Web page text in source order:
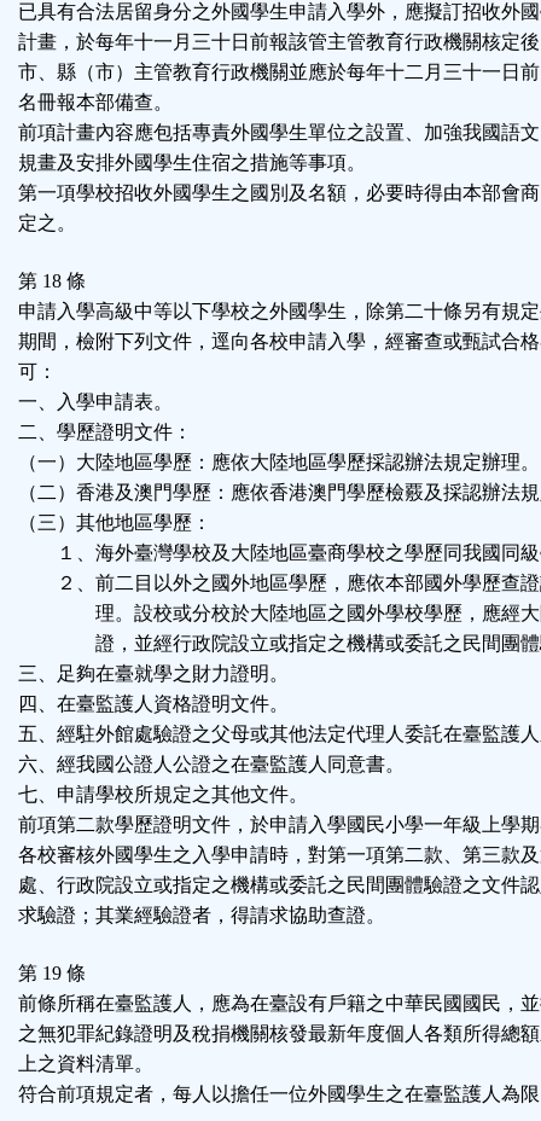
已具有合法居留身分之外國學生申請入學外，應擬訂招收外
計畫，於每年十一月三十日前報該管主管教育行政機關核定
市、縣（市）主管教育行政機關並應於每年十二月三十一日
名冊報本部備查。
前項計畫內容應包括專責外國學生單位之設置、加強我國語
規畫及安排外國學生住宿之措施等事項。
第一項學校招收外國學生之國別及名額，必要時得由本部會
定之。
第 18 條
申請入學高級中等以下學校之外國學生，除第二十條另有規
期間，檢附下列文件，逕向各校申請入學，經審查或甄試合
可：
一、入學申請表。
二、學歷證明文件：
（一）大陸地區學歷：應依大陸地區學歷採認辦法規定辦理。
（二）香港及澳門學歷：應依香港澳門學歷檢覈及採認辦法
（三）其他地區學歷：
１、海外臺灣學校及大陸地區臺商學校之學歷同我國同級
２、前二目以外之國外地區學歷，應依本部國外學歷查證
理。設校或分校於大陸地區之國外學校學歷，應經大
證，並經行政院設立或指定之機構或委託之民間團體
三、足夠在臺就學之財力證明。
四、在臺監護人資格證明文件。
五、經駐外館處驗證之父母或其他法定代理人委託在臺監護
六、經我國公證人公證之在臺監護人同意書。
七、申請學校所規定之其他文件。
前項第二款學歷證明文件，於申請入學國民小學一年級上學
各校審核外國學生之入學申請時，對第一項第二款、第三款
處、行政院設立或指定之機構或委託之民間團體驗證之文件
求驗證；其業經驗證者，得請求協助查證。
第 19 條
前條所稱在臺監護人，應為在臺設有戶籍之中華民國國民，
之無犯罪紀錄證明及稅捐機關核發最新年度個人各類所得總
上之資料清單。
符合前項規定者，每人以擔任一位外國學生之在臺監護人為